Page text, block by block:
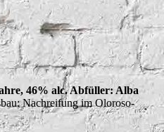
46% alc. Abfüller: Alba
Nachreifung im Oloroso-